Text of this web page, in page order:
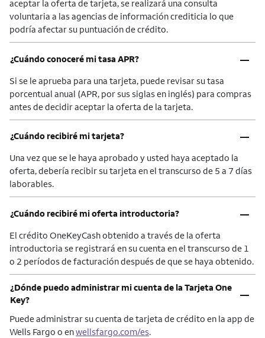
aceptar la oferta de tarjeta, se realizará una consulta
voluntaria a las agencias de información crediticia lo que
podría afectar su puntuación de crédito.
¿Cuándo conoceré mi tasa APR? –
Si se le aprueba para una tarjeta, puede revisar su tasa
porcentual anual (APR, por sus siglas en inglés) para compras
antes de decidir aceptar la oferta de la tarjeta.
¿Cuándo recibiré mi tarjeta? –
Una vez que se le haya aprobado y usted haya aceptado la
oferta, debería recibir su tarjeta en el transcurso de 5 a 7 días
laborables.
¿Cuándo recibiré mi oferta introductoria? –
El crédito OneKeyCash obtenido a través de la oferta
introductoria se registrará en su cuenta en el transcurso de 1
o 2 períodos de facturación después de que se haya obtenido.
¿Dónde puedo administrar mi cuenta de la Tarjeta One
Key?
–
Puede administrar su cuenta de tarjeta de crédito en la app de
Wells Fargo o enwellsfargo.com/es.